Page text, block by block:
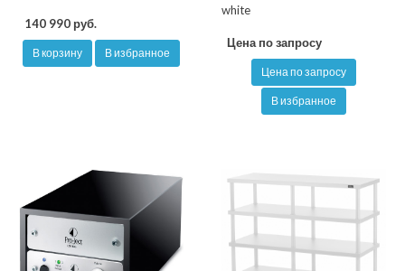
140 990 руб.
В корзину В избранное
white
Цена по запросу
Цена по запросу
В избранное